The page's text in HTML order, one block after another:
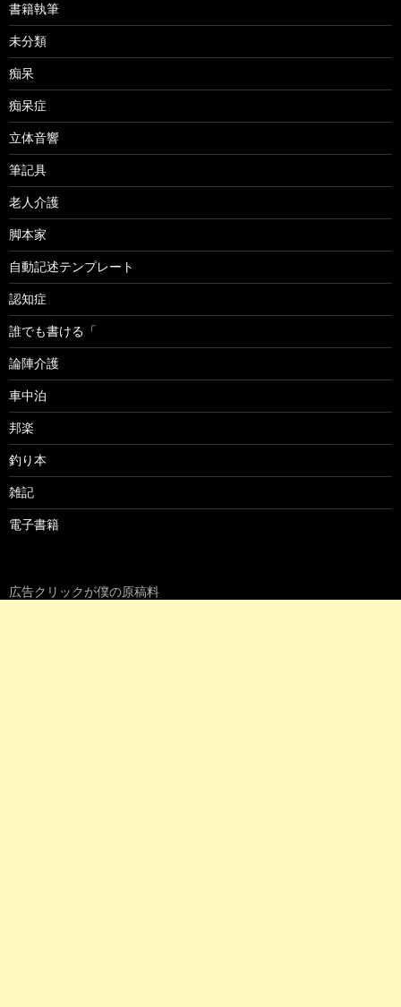
書籍執筆
未分類
痴呆
痴呆症
立体音響
筆記具
老人介護
脚本家
自動記述テンプレート
認知症
誰でも書ける「
論陣介護
車中泊
邦楽
釣り本
雑記
電子書籍
広告クリックが僕の原稿料